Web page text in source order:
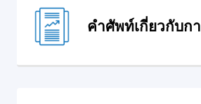
คำศัพท์เกี่ยวกับก